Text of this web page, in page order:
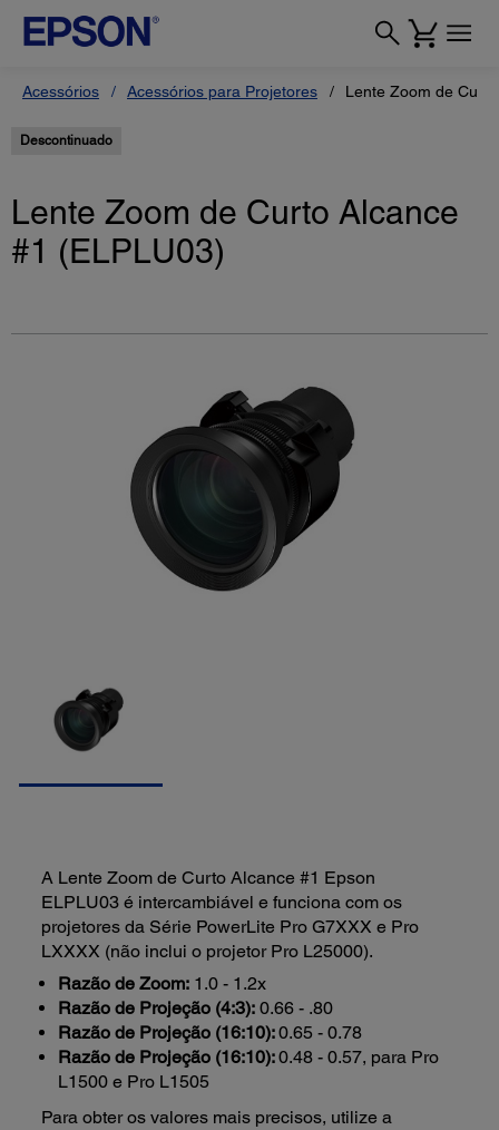
Acessórios Acessórios para Projetores Lente Zoom de
Descontinuado
Lente Zoom de Curto Alcance
#1 (ELPLU03)
A Lente Zoom de Curto Alcance #1 Epson
ELPLU03 é intercambiável e funciona com os
projetores da Série PowerLite Pro G7XXX e Pro
LXXXX (não inclui o projetor Pro L25000).
Razão de Zoom: 1.0 - 1.2x
Razão de Projeção (4:3): 0.66 - .80
Razão de Projeção (16:10):0.65 - 0.78
Razão de Projeção (16:10):0.48 - 0.57, para Pro
L1500 e Pro L1505
Para obter os valores mais precisos, utilize a